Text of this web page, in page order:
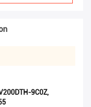
9C0Z,